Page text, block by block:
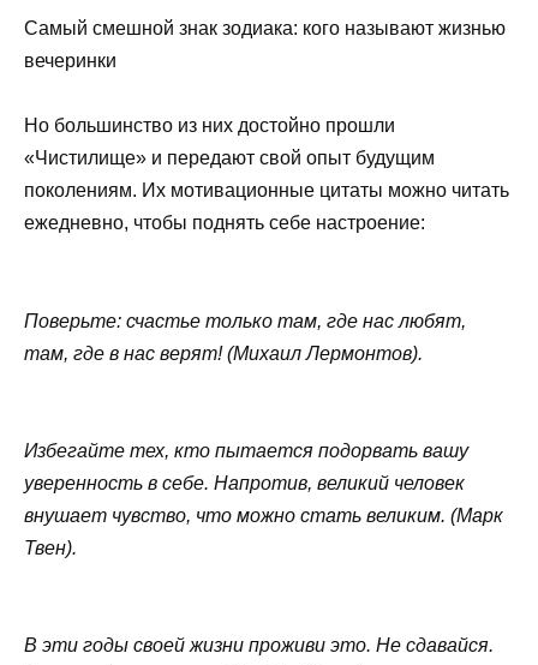
Самый смешной знак зодиака: кого называют жизнью
вечеринки
Но большинство из них достойно прошли
«Чистилище» и передают свой опыт будущим
поколениям. Их мотивационные цитаты можно читать
ежедневно, чтобы поднять себе настроение:
Поверьте: счастье только там, где нас любят,
там, где в нас верят! (Михаил Лермонтов).
Избегайте тех, кто пытается подорвать вашу
уверенность в себе. Напротив, великий человек
внушает чувство, что можно стать великим. (Марк
Твен).
В эти годы своей жизни проживи это. Не сдавайся.